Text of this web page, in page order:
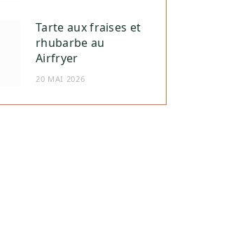
Tarte aux fraises et
rhubarbe au
Airfryer
20 MAI 2026